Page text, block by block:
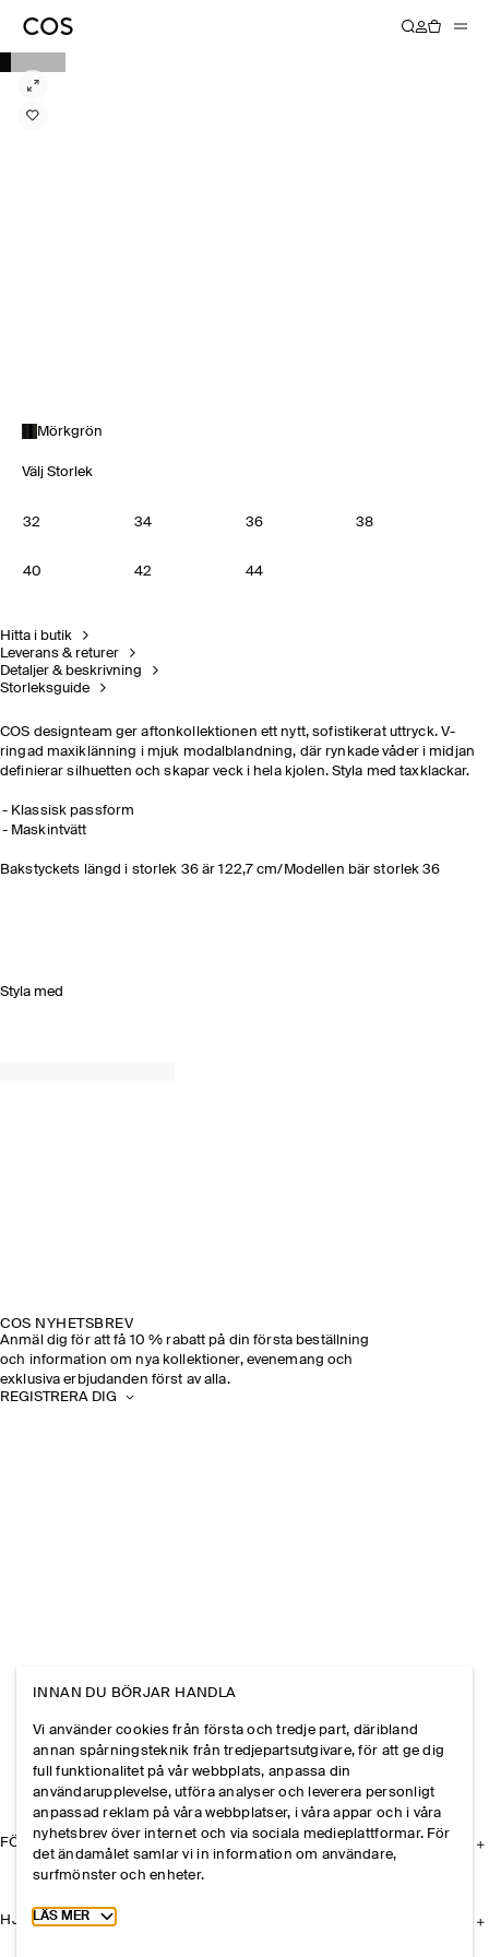
Mörkgrön
Välj Storlek
32 34 36 38
40 42 44
Hitta i butik
Leverans & returer
Detaljer & beskrivning
Storleksguide
COS designteam ger aftonkollektionen ett nytt, sofistikerat uttryck. V-
ringad maxiklänning i mjuk modalblandning, där rynkade våder i midjan
definierar silhuetten och skapar veck i hela kjolen. Styla med taxklackar.
Klassisk passform
Maskintvätt
Bakstyckets längd i storlek 36 är 122,7 cm/Modellen bär storlek 36
Styla med
COS NYHETSBREV
Anmäl dig för att få 10 % rabatt på din första beställning
och information om nya kollektioner, evenemang och
exklusiva erbjudanden först av alla.
REGISTRERA DIG
FÖRETAGET
HJÄLP
INNAN DU BÖRJAR HANDLA
Vi använder cookies från första och tredje part, däribland
annan spårningsteknik från tredjepartsutgivare, för att ge dig
full funktionalitet på vår webbplats, anpassa din
användarupplevelse, utföra analyser och leverera personligt
anpassad reklam på våra webbplatser, i våra appar och i våra
nyhetsbrev över internet och via sociala medieplattformar. För
det ändamålet samlar vi in information om användare,
surfmönster och enheter.
Toggle more cookie information
LÄS MER